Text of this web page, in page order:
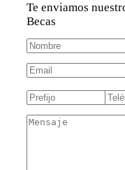
Te enviamos
Becas